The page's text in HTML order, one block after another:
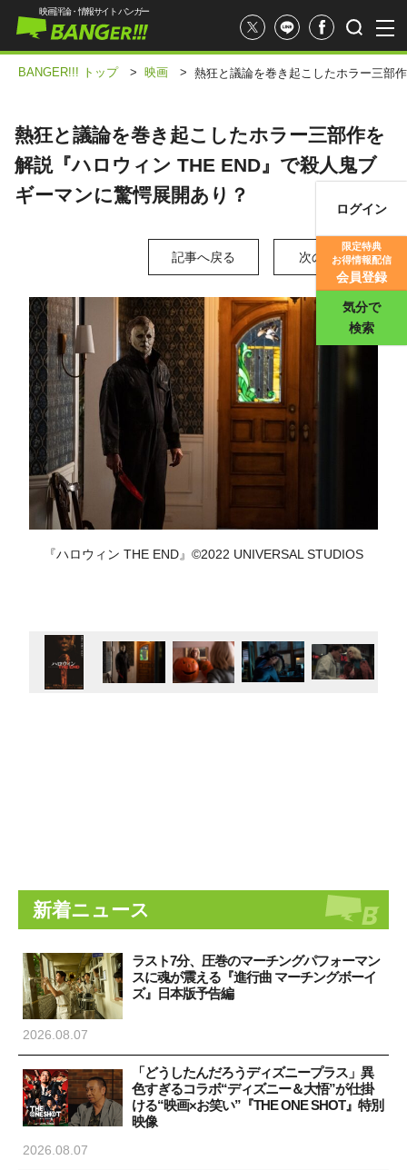
映画評価
映画評論・情報サイト バンガー
ログイン
限定特典
お得情報配信
会員登録
気分で
検索
BANGER!!! トップ > 映画 > 熱狂と議論を巻き起こしたホラー三部
熱狂と議論を巻き起こしたホラー三部作を
解説『ハロウィン THE END』で殺人鬼ブ
ギーマンに驚愕展開あり？
記事へ戻る 次の写真 >
『ハロウィン THE END』©2022 UNIVERSAL STUDIOS
新着ニュース
ラスト7分、圧巻のマーチングパフォーマン
スに魂が震える『進行曲 マーチングボーイ
ズ』日本版予告編
2026.08.07
「どうしたんだろうディズニープラス」異
色すぎるコラボ“ディズニー＆大悟”が仕掛
ける“映画×お笑い”『THE ONE SHOT』特別
映像
2026.08.07